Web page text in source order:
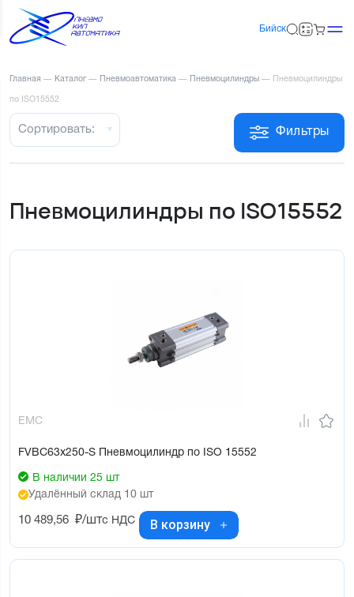
Бийск
Главная — Каталог — Пневмоавтоматика — Пневмоцилиндры — Пневмоцилиндры
по ISO15552
Фильтры
Сортировать:
Пневмоцилиндры по ISO15552
EMC
FVBC63x250-S Пневмоцилиндр по ISO 15552
В наличии 25 шт
Удалённый склад 10 шт
10 489,56 ₽/штс НДС В корзину